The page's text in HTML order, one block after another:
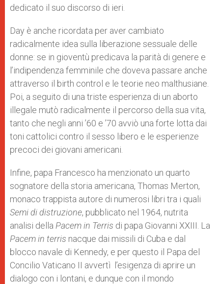
dedicato il suo discorso di ieri.
Day è anche ricordata per aver cambiato
radicalmente idea sulla liberazione sessuale delle
donne: se in gioventù predicava la parità di genere e
l’indipendenza femminile che doveva passare anche
attraverso il birth control e le teorie neo malthusiane.
Poi, a seguito di una triste esperienza di un aborto
illegale mutò radicalmente il percorso della sua vita,
tanto che negli anni ’60 e ’70 avviò una forte lotta dai
toni cattolici contro il sesso libero e le esperienze
precoci dei giovani americani.
Infine, papa Francesco ha menzionato un quarto
sognatore della storia americana, Thomas Merton,
monaco trappista autore di numerosi libri tra i quali
Semi di distruzione, pubblicato nel 1964, nutrita
analisi della Pacem in Terris di papa Giovanni XXIII. La
Pacem in terris nacque dai missili di Cuba e dal
blocco navale di Kennedy, e per questo il Papa del
Concilio Vaticano II avvertì l’esigenza di aprire un
dialogo con i lontani, e dunque con il mondo